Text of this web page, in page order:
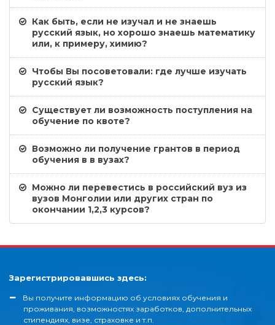
Как быть, если не изучал и не знаешь
русский язык, но хорошо знаешь математику
или, к примеру, химию?
Чтобы Вы посоветовали: где лучше изучать
русский язык?
Существует ли возможность поступления на
обучение по квоте?
Возможно ли получение грантов в период
обучения в в вузах?
Можно ли перевестись в российский вуз из
вузов Монголии или других стран по
окончании 1,2,3 курсов?
Зарегистрировавшись здесь:
Вы получите информацию об условиях обучения и
проживания, возможностях заработков, дополнительных
стипендиях, визе, страховке и т.п.